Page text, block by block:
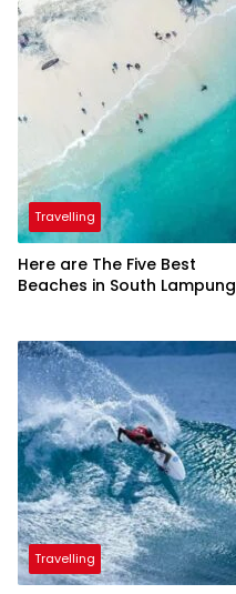
Travelling
Here are The Five Best
Beaches in South Lampung
Travelling